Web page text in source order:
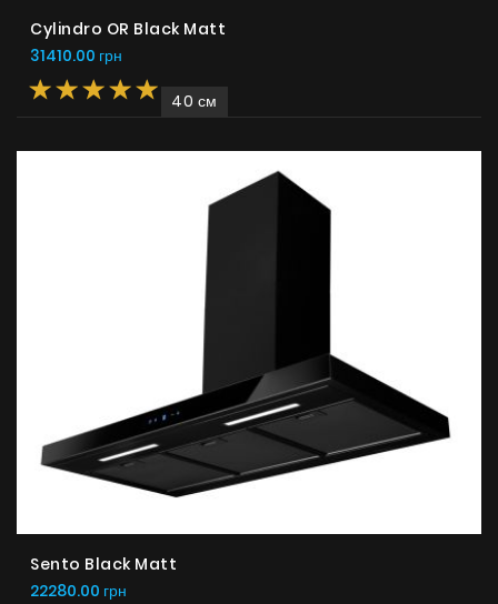
Cylindro OR Black Matt
31410.00 грн
40 см
Sento Black Matt
22280.00 грн